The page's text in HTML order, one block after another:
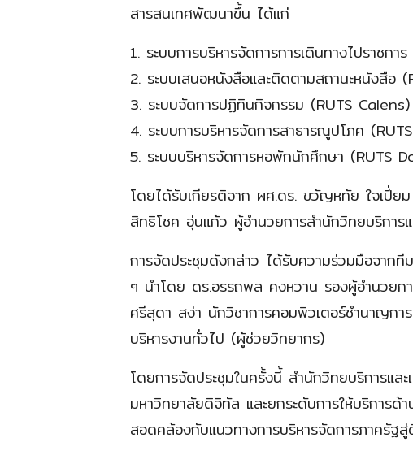
สารสนเทศพัฒนาขึ้น ได้แก่
1. ระบบการบริหารจัดการการเดินทางไปราชกา
2. ระบบเสนอหนังสือและติดตามสถานะหนังสือ
3. ระบบจัดการปฏิทินกิจกรรม (RUTS Calens)
4. ระบบการบริหารจัดการสาธารณูปโภค
5. ระบบบริหารจัดการหอพักนักศึกษา (RUTS
โดยได้รับเกียรติจาก ผศ.ดร. ขวัญหทัย ใจเปี่ยม
สิทธิโชค อุ่นแก้ว ผู้อำนวยการสำนักวิทยบริกา
การจัดประชุมดังกล่าว ได้รับความร่วมมือจากที
ๆ นำโดย ดร.อรรถพล คงหวาน รองผู้อำนวยก
ศรีสุดา สง่า นักวิชาการคอมพิวเตอร์ชำนาญก
บริหารงานทั่วไป (ผู้ช่วยวิทยากร)
โดยการจัดประชุมในครั้งนี้ สำนักวิทยบริการแล
มหาวิทยาลัยดิจิทัล และยกระดับการให้บริการด้
สอดคล้องกับแนวทางการบริหารจัดการภาครั